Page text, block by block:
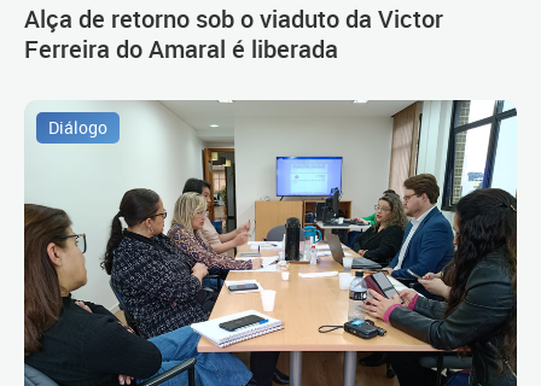
Alça de retorno sob o viaduto da Victor
Ferreira do Amaral é liberada
Diálogo